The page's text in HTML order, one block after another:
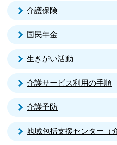
介護保険
国民年金
生きがい活動
介護サービス利用の手順
介護予防
地域包括支援センター（